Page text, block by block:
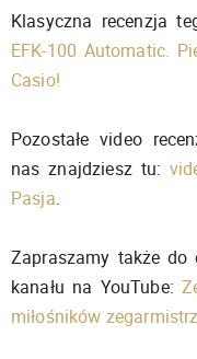
Klasyczna recenzja
EFK-100 Automatic.
Casio!
Pozostałe video
nas znajdziesz tu:
Pasja.
Zapraszamy także do
kanału na YouTube:
miłośników